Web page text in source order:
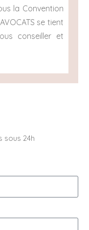
la Convention
se tient
conseiller et
sous 24h